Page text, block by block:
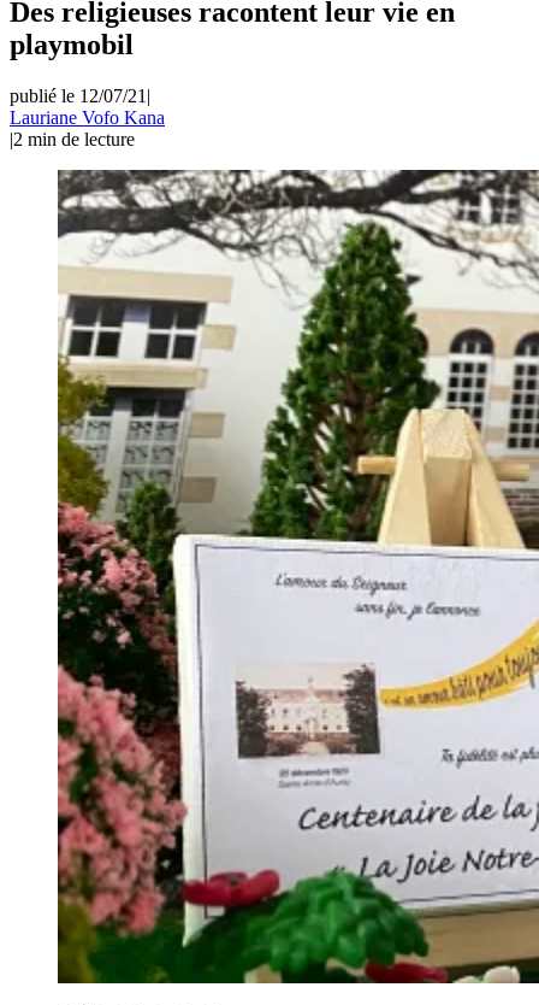
Des religieuses racontent leur vie en
playmobil
publié le 12/07/21 |
Lauriane Vofo Kana
|2 min de lecture